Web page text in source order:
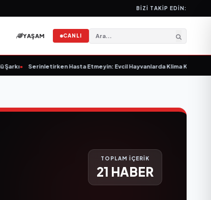
BIZI TAKIP EDIN:
YAŞAM CANLI
Serinletirken Hasta Etmeyin: Evcil Hayvanlarda Klima Kullanımı•
TOPLAM İÇERİK
21 HABER